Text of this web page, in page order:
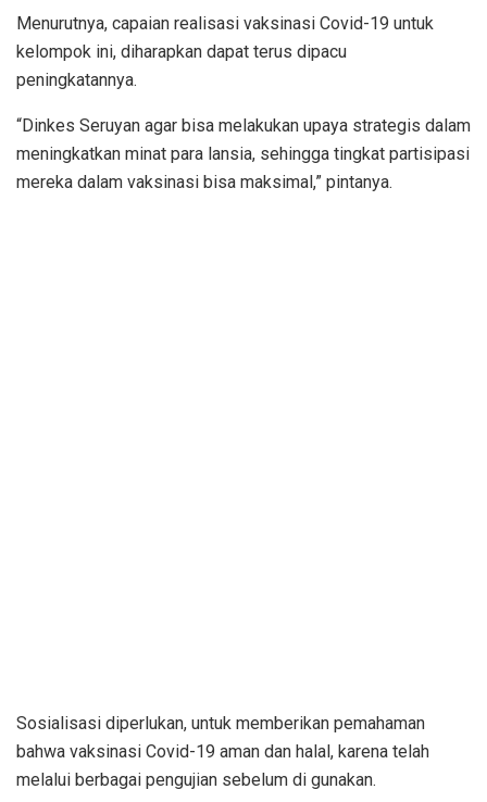
Menurutnya, capaian realisasi vaksinasi Covid-19 untuk
kelompok ini, diharapkan dapat terus dipacu
peningkatannya.
“Dinkes Seruyan agar bisa melakukan upaya strategis dalam
meningkatkan minat para lansia, sehingga tingkat partisipasi
mereka dalam vaksinasi bisa maksimal,” pintanya.
Sosialisasi diperlukan, untuk memberikan pemahaman
bahwa vaksinasi Covid-19 aman dan halal, karena telah
melalui berbagai pengujian sebelum di gunakan.